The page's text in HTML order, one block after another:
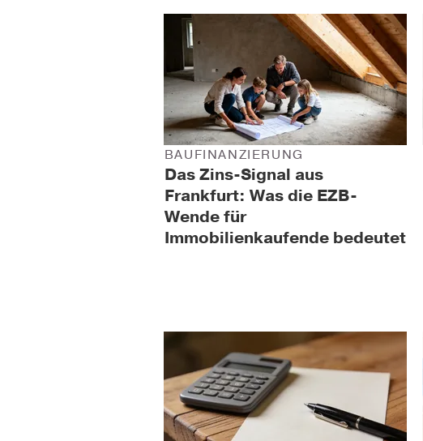
Das Zins-Signal aus
Frankfurt: Was die EZB-
Wende für
Immobilienkaufende bedeutet
BAUFINANZIERUNG